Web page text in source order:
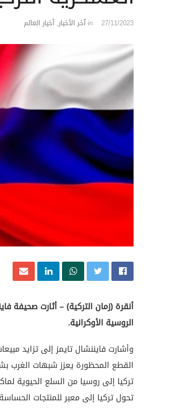
27/11/2023
in آخر الأخبار, أخبار العالم
أنقرة (زمان التركية) – أثارت صحيفة
الروسية الأوكرانية.
وأشارت فايننشال تايمز إلى تزايد
القطع المحظورة يعزز شبهات الغرب
تركيا إلى روسيا من السلع الحيوية
تحول تركيا إلى معبر للمنتجات